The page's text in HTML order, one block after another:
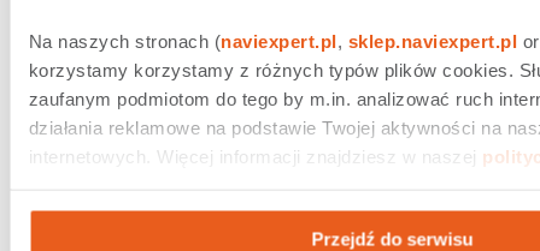
Na naszych stronach (naviexpert.pl sklep.naviexpert.pl
korzystamy korzystamy z różnych typów plików cookies.
zaufanym podmiotom do tego by m.in. analizować ruch
działania reklamowe na podstawie Twojej aktywności na
internetowych. Więcej informacji znajdziesz w naszej
Przejdź do serwisu